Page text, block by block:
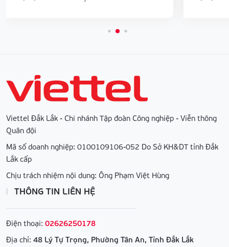
Viettel Đắk Lắk - Chi nhánh Tập đoàn Công nghiệp - Viễn thông
Quân đội
Mã số doanh nghiệp: 0100109106-052 Do Sở KH&DT tỉnh Đắk
Lắk cấp
Chịu trách nhiệm nội dung: Ông Phạm Việt Hùng
THÔNG TIN LIÊN HỆ
Điện thoại: 02626250178
Địa chỉ: 48 Lý Tự Trọng, Phường Tân An, Tỉnh Đắk Lắk